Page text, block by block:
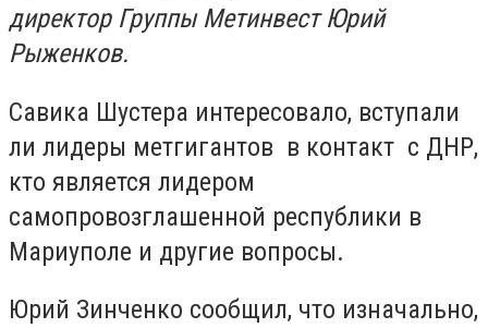
директор Группы Метинвест Юрий
Рыженков.
Савика Шустера интересовало, вступали
ли лидеры метгигантов в контакт с ДНР,
кто является лидером
самопровозглашенной республики в
Мариуполе и другие вопросы.
Юрий Зинченко сообщил, что изначально,